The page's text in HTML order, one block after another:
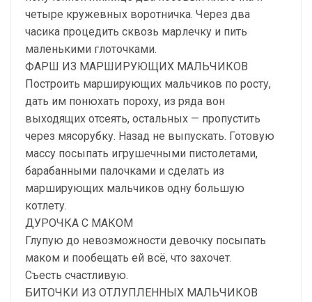
четыре кружевных воротничка. Через два
часика процедить сквозь марлечку и пить
маленькими глоточками.
ФАРШ ИЗ МАРШИРУЮЩИХ МАЛЬЧИКОВ
Построить марширующих мальчиков по росту,
дать им понюхать пороху, из ряда вон
выходящих отсеять, остальных — пропустить
через мясорубку. Назад не выпускать. Готовую
массу посыпать игрушечными пистолетами,
барабанными палочками и сделать из
марширующих мальчиков одну большую
котлету.
ДУРОЧКА С МАКОМ
Глупую до невозможности девочку посыпать
маком и пообещать ей всё, что захочет.
Съесть счастливую.
БИТОЧКИ ИЗ ОТЛУПЛЕННЫХ МАЛЬЧИКОВ